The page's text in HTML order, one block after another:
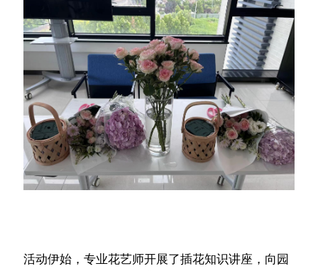
活动伊始，专业花艺师开展了插花知识讲座，向园